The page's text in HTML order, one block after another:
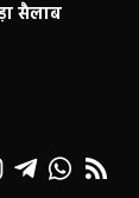
सैलाब